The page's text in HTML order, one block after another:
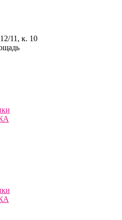
11, к. 10